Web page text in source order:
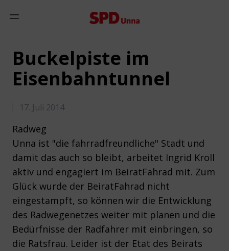
Mobiles Menü anzeigen
Buckelpiste im
Eisenbahntunnel
17. Juli 2014
Radweg
Unna ist "die fahrradfreundliche" Stadt und
damit das auch so bleibt, arbeitet Ingrid Kroll
aktiv und engagiert im BeiratFahrad mit. Zum
Glück wurde der BeiratFahrad nicht
eingestampft, so können wir die Entwicklung
des Radwegenetzes weiter mit planen und die
Bedürfnisse der Radfahrer mit einbringen, so
die Ratsfrau. Leider ist der Etat des Beirats